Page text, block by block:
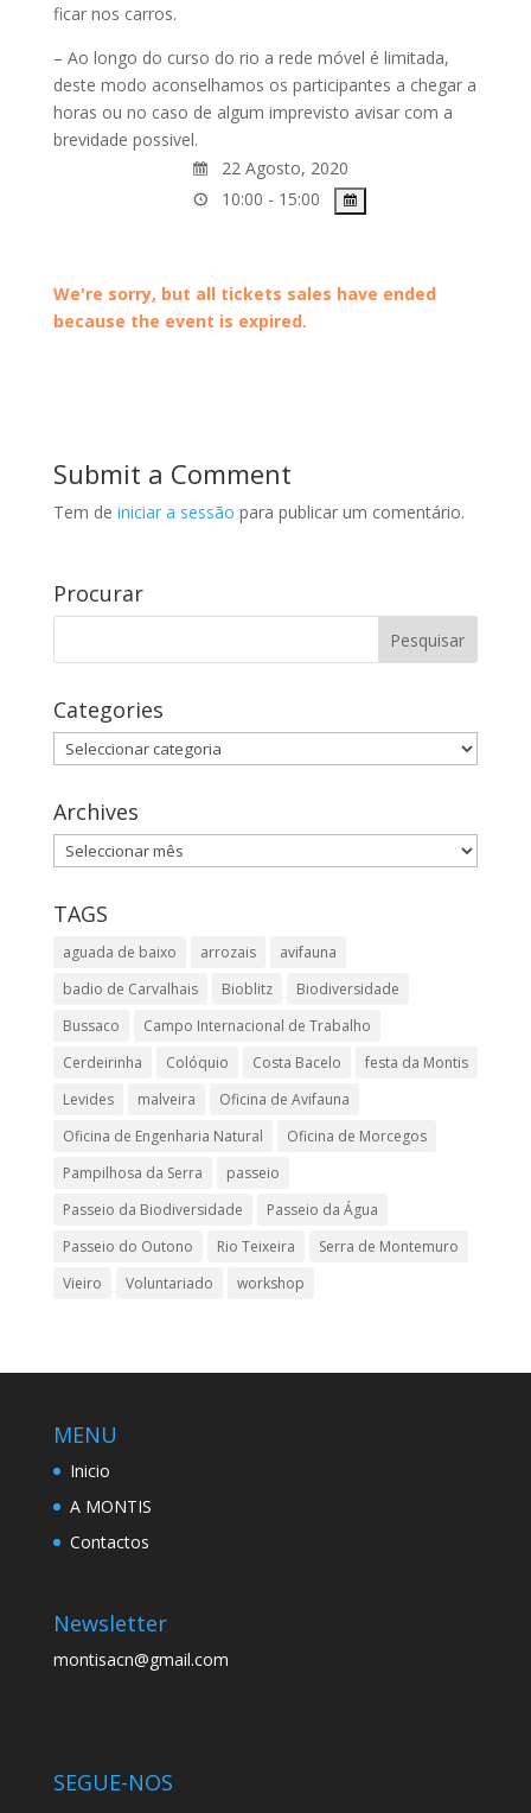
ficar nos carros.
– Ao longo do curso do rio a rede móvel é limitada,
deste modo aconselhamos os participantes a chegar a
horas ou no caso de algum imprevisto avisar com a
brevidade possivel.
22 Agosto, 2020
10:00 - 15:00
We're sorry, but all tickets sales have ended
because the event is expired.
Submit a Comment
Tem de iniciar a sessão para publicar um comentário.
Procurar
Categories
Categories
Archives
Archives
TAGS
aguada de baixo arrozais
avifauna
badio de Carvalhais
Bioblitz
Biodiversidade
Bussaco
Campo Internacional de Trabalho
Cerdeirinha
Colóquio Costa Bacelo
festa da Montis
Levides
malveira
Oficina de Avifauna
Oficina de Engenharia Natural
Oficina de Morcegos
Pampilhosa da Serra
passeio
Passeio da Biodiversidade
Passeio da Água
Passeio do Outono
Rio Teixeira
Serra de Montemuro
Vieiro
Voluntariado workshop
MENU
Inicio
A MONTIS
Contactos
Newsletter
montisacn@gmail.com
SEGUE-NOS